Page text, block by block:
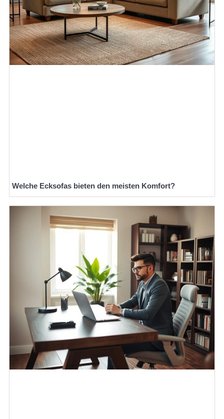
Welche Ecksofas bieten den meisten Komfort?